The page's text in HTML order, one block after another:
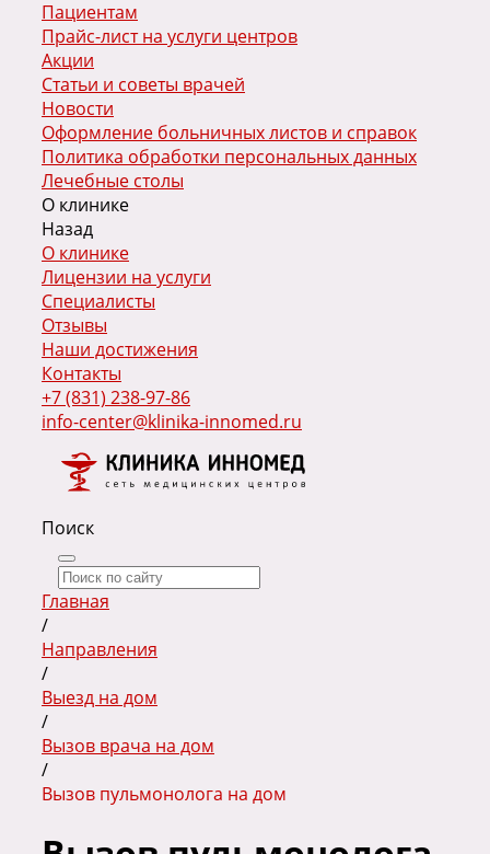
Пациентам
Прайс-лист на услуги центров
Акции
Статьи и советы врачей
Новости
Оформление больничных листов и справок
Политика обработки персональных данных
Лечебные столы
О клинике
Назад
О клинике
Лицензии на услуги
Специалисты
Отзывы
Наши достижения
Контакты
+7 (831) 238-97-86
info-center@klinika-innomed.ru
Поиск
Главная
/
Направления
/
Выезд на дом
/
Вызов врача на дом
/
Вызов пульмонолога на дом